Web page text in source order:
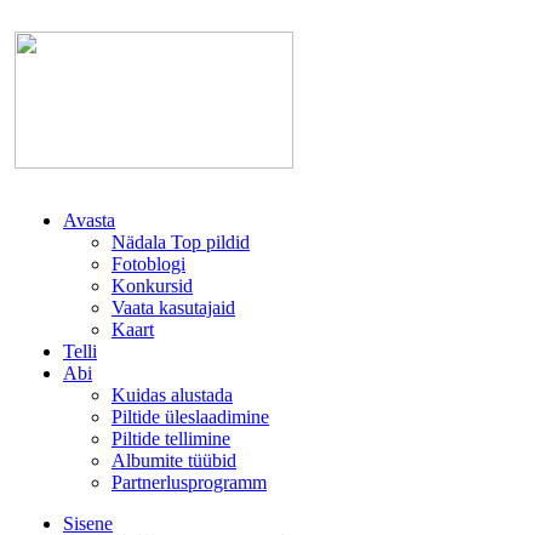
Avasta
Nädala Top pildid
Fotoblogi
Konkursid
Vaata kasutajaid
Kaart
Telli
Abi
Kuidas alustada
Piltide üleslaadimine
Piltide tellimine
Albumite tüübid
Partnerlusprogramm
Sisene